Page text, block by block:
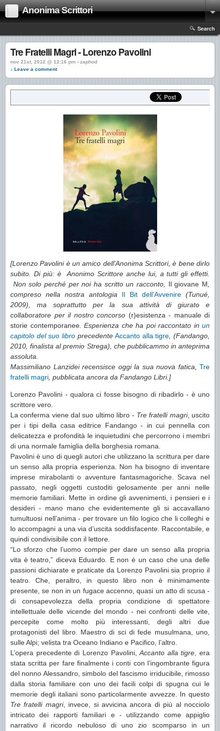
Anonima Scrittori
Search
Tre Fratelli Magri - Lorenzo Pavolini
nov 21st, 2012 @ 12:16 pm › zaphod
↓ Leave a comment
[Lorenzo Pavolini è un amico dell'Anonima Scrittori, è bene dirlo
subito. Di più: è Anonimo Scrittore anche lui, a tutti gli effetti.
Non solo perché per noi ha scritto un racconto, Il giovane M
compreso nella nostra antologia Il Bit dell'Avvenire (Tunué,
2009), ma soprattutto per la sua attività di giurato e
collaboratore per il nostro concorso (r)esistenza - manuale di
storie contemporanee. Esperienza che ha poi raccontato in un
capitolo del suo libroprecedenteAccanto alla tigre , (Fandango,
2010, finalista al premio Strega), che pubblicammo in anteprima
assoluta.
Massimiliano Lanzidei recensisce oggi la sua nuova fatica,
Tre
fratelli magri , pubblicata ancora da Fandango Libri.]
Lorenzo Pavolini - qualora ci fosse bisogno di ribadirlo - è uno
scrittore vero.
La conferma viene dal suo ultimo libro - Tre fratelli magri, uscito
per i tipi della casa editrice Fandango - in cui pennella con
delicatezza e profondità le inquietudini che percorrono i membri
di una normale famiglia della borghesia romana.
Pavolini è uno di quegli autori che utilizzano la scrittura per dare
un senso alla propria esperienza. Non ha bisogno di inventare
imprese mirabolanti o avventure fantasmagoriche. Scava nel
passato, negli oggetti custoditi gelosamente per anni nelle
memorie familiari. Mette in ordine gli avvenimenti, i pensieri e i
desideri - mano mano che evidentemente gli si accavallano
tumultuosi nell’anima - per trovare un filo logico che li colleghi e
lo accompagni a una via d’uscita soddisfacente. Raccontabile, e
quindi condivisibile con il lettore.
“Lo sforzo che l’uomo compie per dare un senso alla propria
vita è teatro,” diceva Eduardo. E non è un caso che una delle
passioni dichiarate e praticate da Lorenzo Pavolini sia proprio il
teatro. Che, peraltro, in questo libro non è minimamente
presente, se non in un fugace accenno, quasi un atto di scusa -
di consapevolezza della propria condizione di spettatore
intellettuale delle vicende del mondo - nei confronti delle vite,
percepite come molto più interessanti, degli altri due
protagonisti del libro. Maestro di sci di fede musulmana, uno,
sulle Alpi; velista tra Oceano Indiano e Pacifico, l’altro.
L’opera precedente di Lorenzo Pavolini,Accanto alla tigre , era
stata scritta per fare finalmente i conti con l’ingombrante figura
del nonno Alessandro, simbolo del fascismo irriducibile, rimosso
dalla storia familiare con uno dei facili colpi di spugna cui le
memorie degli italiani sono particolarmente avvezze. In questo
Tre fratelli magri, invece, si avvicina ancora di più al nocciolo
intricato dei rapporti familiari e - utilizzando come appiglio
narrativo il ricordo nebuloso di uno zio scomparso in un